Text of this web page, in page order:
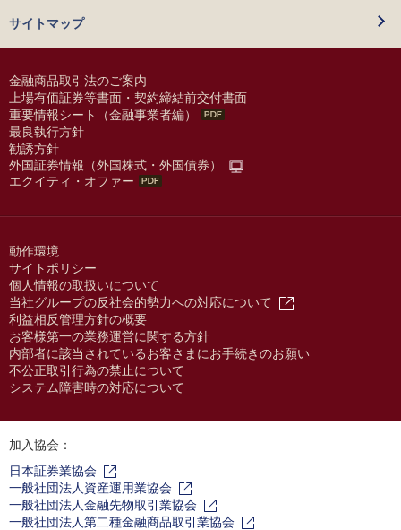
サイトマップ
金融商品取引法のご案内
上場有価証券等書面・契約締結前交付書面
重要情報シート（金融事業者編）
最良執行方針
勧誘方針
外国証券情報（外国株式・外国債券）
エクイティ・オファー
動作環境
サイトポリシー
個人情報の取扱いについて
当社グループの反社会的勢力への対応について
利益相反管理方針の概要
お客様第一の業務運営に関する方針
内部者に該当されているお客さまにお手続きのお願い
不公正取引行為の禁止について
システム障害時の対応について
加入協会：
日本証券業協会
一般社団法人資産運用業協会
一般社団法人金融先物取引業協会
一般社団法人第二種金融商品取引業協会